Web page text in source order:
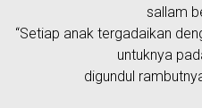
sallam
“Setiap anak tergadaikan
untuknya
digundul